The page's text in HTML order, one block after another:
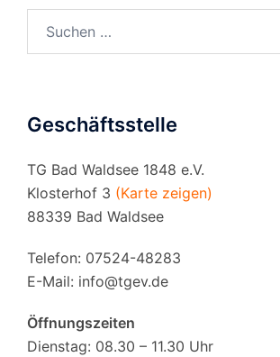
Geschäftsstelle
TG Bad Waldsee 1848 e.V.
Klosterhof 3 (Karte zeigen)
88339 Bad Waldsee
Telefon: 07524-48283
E-Mail: info@tgev.de
Öffnungszeiten
Dienstag: 08.30 – 11.30 Uhr